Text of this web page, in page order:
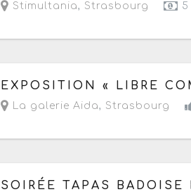
Stimultania, Strasbourg 5
Du jeudi 23 juillet au mercredi 12
EXPOSITION « LIBRE
La galerie Aida, Strasbourg
Du vendredi 24 juillet au samedi
SOIRÉE TAPAS